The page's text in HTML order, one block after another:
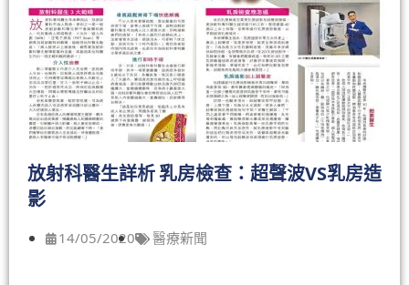
放射科醫生詳析 乳房檢查：超聲波VS乳房造
影
14/05/2020 醫療新聞